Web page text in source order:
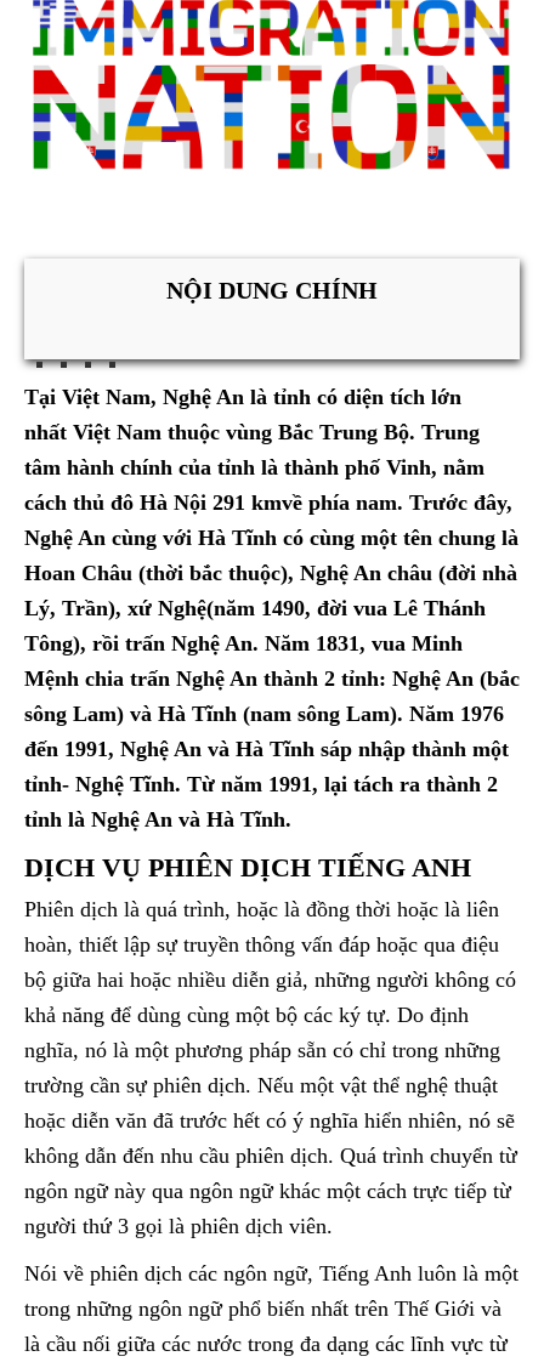
NỘI DUNG CHÍNH
Tại Việt Nam, Nghệ An là tỉnh có diện tích lớn
nhất Việt Nam thuộc vùng Bắc Trung Bộ. Trung
tâm hành chính của tỉnh là thành phố Vinh, nằm
cách thủ đô Hà Nội 291 kmvề phía nam. Trước đây,
Nghệ An cùng với Hà Tĩnh có cùng một tên chung là
Hoan Châu (thời bắc thuộc), Nghệ An châu (đời nhà
Lý, Trần), xứ Nghệ(năm 1490, đời vua Lê Thánh
Tông), rồi trấn Nghệ An. Năm 1831, vua Minh
Mệnh chia trấn Nghệ An thành 2 tỉnh: Nghệ An (bắc
sông Lam) và Hà Tĩnh (nam sông Lam). Năm 1976
đến 1991, Nghệ An và Hà Tĩnh sáp nhập thành một
tỉnh- Nghệ Tĩnh. Từ năm 1991, lại tách ra thành 2
tỉnh là Nghệ An và Hà Tĩnh.
DỊCH VỤ PHIÊN DỊCH TIẾNG ANH
Phiên dịch là quá trình, hoặc là đồng thời hoặc là liên
hoàn, thiết lập sự truyền thông vấn đáp hoặc qua điệu
bộ giữa hai hoặc nhiều diễn giả, những người không có
khả năng để dùng cùng một bộ các ký tự. Do định
nghĩa, nó là một phương pháp sẵn có chỉ trong những
trường cần sự phiên dịch. Nếu một vật thể nghệ thuật
hoặc diễn văn đã trước hết có ý nghĩa hiển nhiên, nó sẽ
không dẫn đến nhu cầu phiên dịch. Quá trình chuyển từ
ngôn ngữ này qua ngôn ngữ khác một cách trực tiếp từ
người thứ 3 gọi là phiên dịch viên.
Nói về phiên dịch các ngôn ngữ, Tiếng Anh luôn là một
trong những ngôn ngữ phổ biến nhất trên Thế Giới và
là cầu nối giữa các nước trong đa dạng các lĩnh vực từ